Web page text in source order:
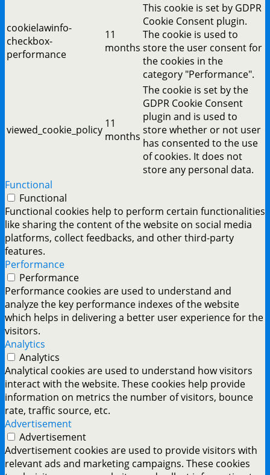
cookielawinfo-
checkbox-
performance
11
months
This cookie is set by GDPR
Cookie Consent plugin.
The cookie is used to
store the user consent for
the cookies in the
category "Performance".
viewed_cookie_policy 11
months
The cookie is set by the
GDPR Cookie Consent
plugin and is used to
store whether or not user
has consented to the use
of cookies. It does not
store any personal data.
Functional
Functional
Functional cookies help to perform certain functionalities
like sharing the content of the website on social media
platforms, collect feedbacks, and other third-party
features.
Performance
Performance
Performance cookies are used to understand and
analyze the key performance indexes of the website
which helps in delivering a better user experience for the
visitors.
Analytics
Analytics
Analytical cookies are used to understand how visitors
interact with the website. These cookies help provide
information on metrics the number of visitors, bounce
rate, traffic source, etc.
Advertisement
Advertisement
Advertisement cookies are used to provide visitors with
relevant ads and marketing campaigns. These cookies